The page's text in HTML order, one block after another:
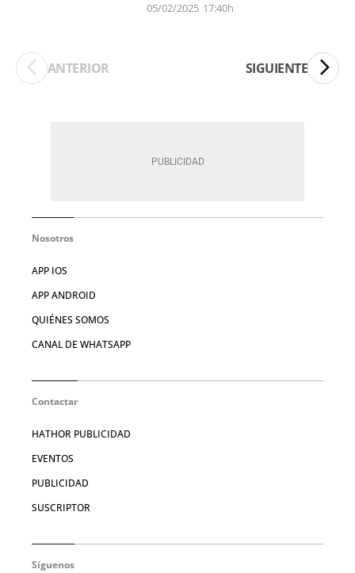
05/02/2025 17:40h
ANTERIOR SIGUIENTE
Nosotros
APP IOS
APP ANDROID
QUIÉNES SOMOS
CANAL DE WHATSAPP
Contactar
HATHOR PUBLICIDAD
EVENTOS
PUBLICIDAD
SUSCRIPTOR
Síguenos